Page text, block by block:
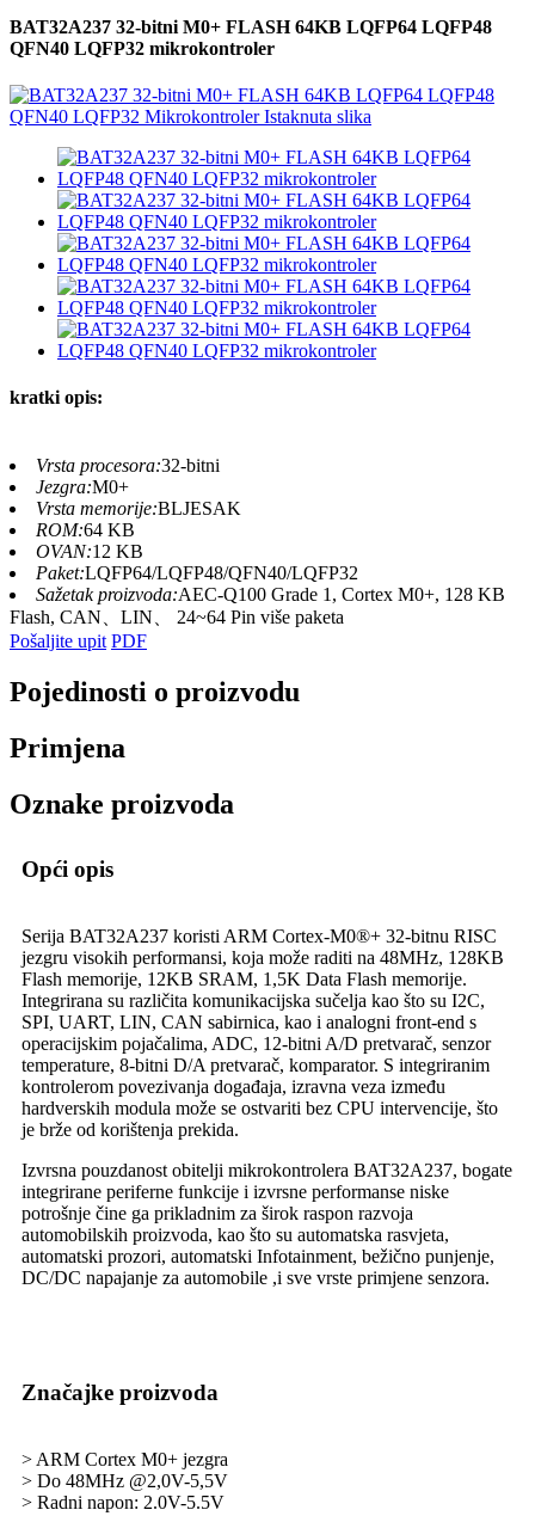
BAT32A237 32-bitni M0+ FLASH 64KB LQFP64 LQFP48
QFN40 LQFP32 mikrokontroler
kratki opis:
Vrsta procesora:32-bitni
Jezgra:M0+
Vrsta memorije:BLJESAK
ROM:64 KB
OVAN:12 KB
Paket:LQFP64/LQFP48/QFN40/LQFP32
Sažetak proizvoda:AEC-Q100 Grade 1, Cortex M0+, 128 KB
Flash, CAN、LIN、 24~64 Pin više paketa
Pošaljite upit PDF
Pojedinosti o proizvodu
Primjena
Oznake proizvoda
Opći opis
Serija BAT32A237 koristi ARM Cortex-M0®+ 32-bitnu RISC
jezgru visokih performansi, koja može raditi na 48MHz, 128KB
Flash memorije, 12KB SRAM, 1,5K Data Flash memorije.
Integrirana su različita komunikacijska sučelja kao što su I2C,
SPI, UART, LIN, CAN sabirnica, kao i analogni front-end s
operacijskim pojačalima, ADC, 12-bitni A/D pretvarač, senzor
temperature, 8-bitni D/A pretvarač, komparator. S integriranim
kontrolerom povezivanja događaja, izravna veza između
hardverskih modula može se ostvariti bez CPU intervencije, što
je brže od korištenja prekida.
Izvrsna pouzdanost obitelji mikrokontrolera BAT32A237, bogate
integrirane periferne funkcije i izvrsne performanse niske
potrošnje čine ga prikladnim za širok raspon razvoja
automobilskih proizvoda, kao što su automatska rasvjeta,
automatski prozori, automatski Infotainment, bežično punjenje,
DC/DC napajanje za automobile ,i sve vrste primjene senzora.
Značajke proizvoda
> ARM Cortex M0+ jezgra
> Do 48MHz @2,0V-5,5V
> Radni napon: 2.0V-5.5V